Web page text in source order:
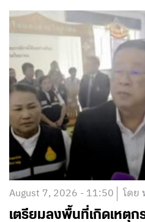
August 7, 2026 - 11:50 โดย
เตรียมลงพื้นที่เกิดเหตุ